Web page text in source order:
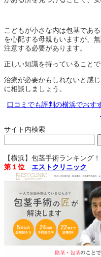
こどもが小さな内は包茎であ
を心配する母親もいますが、
注意する必要があります。
正しい知識を持っていること
治療が必要かもしれないと感
に相談しましょう。
口コミでも評判の横浜でおす
サイト内検索
【横浜】包茎手術ランキング！
第１位
エストクリニック